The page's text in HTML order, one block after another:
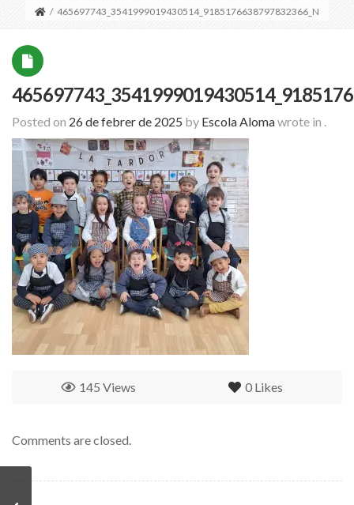
/ 465697743_3541999019430514_9185176638797832366_N
Posted on 26 de febrer de 2025 by Escola Alomawrote in .
0 Likes
145 Views
Comments are closed.